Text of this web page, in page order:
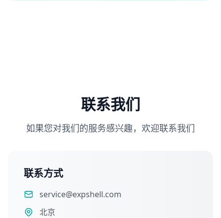
联系我们
如果您对我们的服务感兴趣，欢迎联系我们
联系方式
service@expshell.com
北京